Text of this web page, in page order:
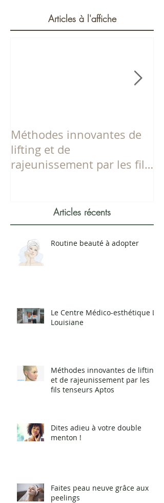
Articles à l'affiche
Méthodes innovantes de
lifting et de
rajeunissement par les fils
Articles récents
Routine beauté à adopter
Le Centre Médico-esthétique La
Louisiane
Méthodes innovantes de lifting
et de rajeunissement par les
fils tenseurs Aptos
Dites adieu à votre double
menton !
Faites peau neuve grâce aux
peelings